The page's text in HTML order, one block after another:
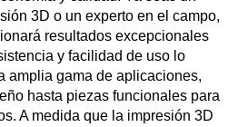
3D o un experto en el campo,
resultados excepcionales
y facilidad de uso lo
amplia gama de aplicaciones,
hasta piezas funcionales para
A medida que la impresión 3D